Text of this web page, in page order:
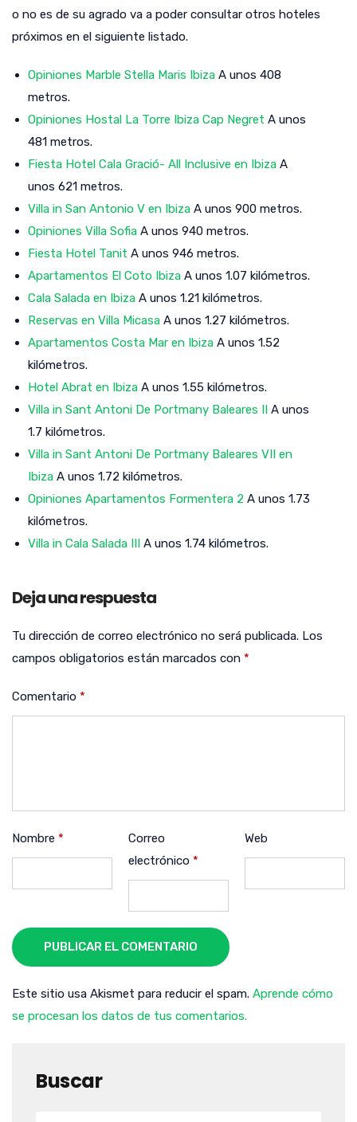
o no es de su agrado va a poder consultar otros hoteles
próximos en el siguiente listado.
Opiniones Marble Stella Maris Ibiza A unos 408
metros.
Opiniones Hostal La Torre Ibiza Cap Negret A unos
481 metros.
Fiesta Hotel Cala Gració- All Inclusive en Ibiza A
unos 621 metros.
Villa in San Antonio V en Ibiza A unos 900 metros.
Opiniones Villa Sofia A unos 940 metros.
Fiesta Hotel Tanit A unos 946 metros.
Apartamentos El Coto Ibiza A unos 1.07 kilómetros.
Cala Salada en Ibiza A unos 1.21 kilómetros.
Reservas en Villa Micasa A unos 1.27 kilómetros.
Apartamentos Costa Mar en Ibiza A unos 1.52
kilómetros.
Hotel Abrat en Ibiza A unos 1.55 kilómetros.
Villa in Sant Antoni De Portmany Baleares II A unos
1.7 kilómetros.
Villa in Sant Antoni De Portmany Baleares VII en
Ibiza A unos 1.72 kilómetros.
Opiniones Apartamentos Formentera 2 A unos 1.73
kilómetros.
Villa in Cala Salada III A unos 1.74 kilómetros.
Deja una respuesta
Tu dirección de correo electrónico no será publicada. Los
campos obligatorios están marcados con *
Comentario *
Nombre *
Correo
electrónico *
Web
PUBLICAR EL COMENTARIO
Este sitio usa Akismet para reducir el spam. Aprende cómo
se procesan los datos de tus comentarios.
Buscar